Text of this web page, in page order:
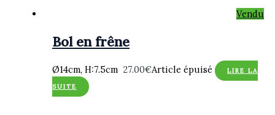
Vendu
Bol en frêne
Ø14cm, H:7.5cm 27.00€Article épuisé
LIRE LA
SUITE